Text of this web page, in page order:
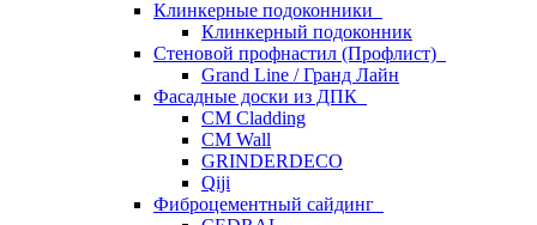
Клинкерные подоконники
Клинкерный подоконник
Стеновой профнастил (Профлист)
Grand Line / Гранд Лайн
Фасадные доски из ДПК
CM Cladding
CM Wall
GRINDERDECO
Qiji
Фиброцементный сайдинг